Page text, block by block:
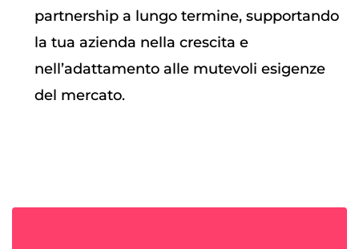
partnership a lungo termine, supportando
la tua azienda nella crescita e
nell’adattamento alle mutevoli esigenze
del mercato.